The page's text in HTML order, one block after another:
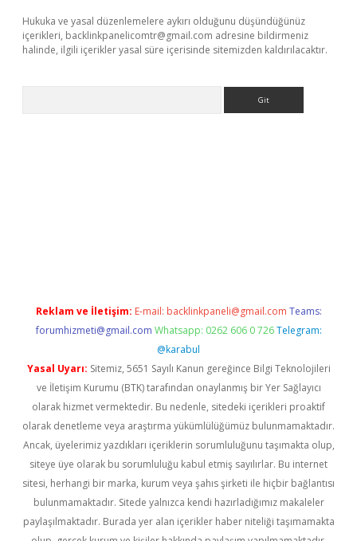
Hukuka ve yasal düzenlemelere aykırı olduğunu düşündüğünüz
içerikleri, backlinkpanelicomtr@gmail.com adresine bildirmeniz
halinde, ilgili içerikler yasal süre içerisinde sitemizden kaldırılacaktır.
Reklam ve İletişim: E-mail: backlinkpaneli@gmail.com Teams:
forumhizmeti@gmail.com Whatsapp: 0262 606 0 726 Telegram:
@karabul
Yasal Uyarı: Sitemiz, 5651 Sayılı Kanun gereğince Bilgi Teknolojileri
ve İletişim Kurumu (BTK) tarafından onaylanmış bir Yer Sağlayıcı
olarak hizmet vermektedir. Bu nedenle, sitedeki içerikleri proaktif
olarak denetleme veya araştırma yükümlülüğümüz bulunmamaktadır.
Ancak, üyelerimiz yazdıkları içeriklerin sorumluluğunu taşımakta olup,
siteye üye olarak bu sorumluluğu kabul etmiş sayılırlar. Bu internet
sitesi, herhangi bir marka, kurum veya şahıs şirketi ile hiçbir bağlantısı
bulunmamaktadır. Sitede yalnızca kendi hazırladığımız makaleler
paylaşılmaktadır. Burada yer alan içerikler haber niteliği taşımamakta